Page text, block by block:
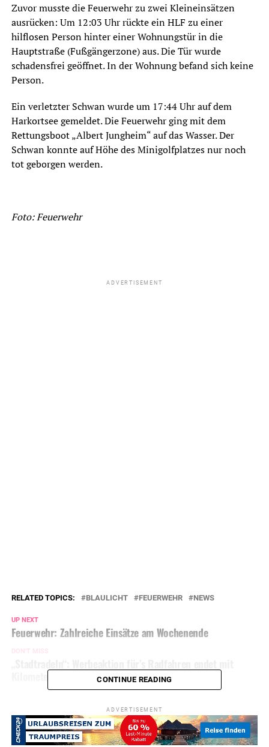
Zuvor musste die Feuerwehr zu zwei Kleineinsätzen
ausrücken: Um 12:03 Uhr rückte ein HLF zu einer
hilflosen Person hinter einer Wohnungstür in die
Hauptstraße (Fußgängerzone) aus. Die Tür wurde
schadensfrei geöffnet. In der Wohnung befand sich keine
Person.
Ein verletzter Schwan wurde um 17:44 Uhr auf dem
Harkortsee gemeldet. Die Feuerwehr ging mit dem
Rettungsboot „Albert Jungheim“ auf das Wasser. Der
Schwan konnte auf Höhe des Minigolfplatzes nur noch
tot geborgen werden.
Foto: Feuerwehr
ADVERTISEMENT
RELATED TOPICS: BLAULICHT FEUERWEHR NEWS
UP NEXT
Feuerwehr: Zahlreiche Einsätze am Wochenende
DON'T MISS
Kilometerrekord
CONTINUE READING
ADVERTISEMENT